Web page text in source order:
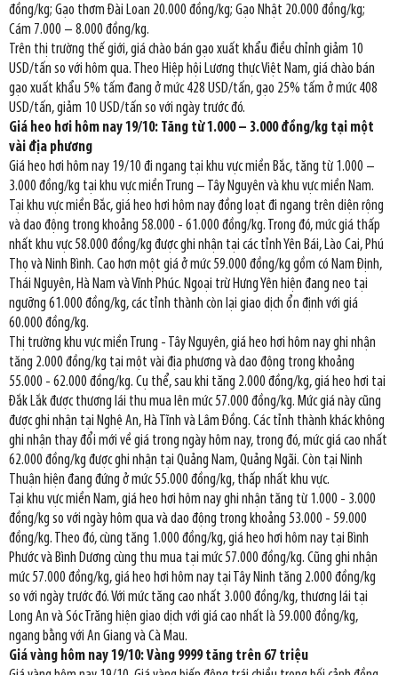
đồng/kg; Gạo thơm Đài Loan 20.000 đồng/kg; Gạo Nhật 20.000 đồng/kg;
Cám 7.000 – 8.000 đồng/kg.
Trên thị trường thế giới, giá chào bán gạo xuất khẩu điều chỉnh giảm 10
USD/tấn so với hôm qua. Theo Hiệp hội Lương thực Việt Nam, giá chào bán
gạo xuất khẩu 5% tấm đang ở mức 428 USD/tấn, gạo 25% tấm ở mức 408
USD/tấn, giảm 10 USD/tấn so với ngày trước đó.
Giá heo hơi hôm nay 19/10: Tăng từ 1.000 – 3.000 đồng/kg tại một
vài địa phương
Giá heo hơi hôm nay 19/10 đi ngang tại khu vực miền Bắc, tăng từ 1.000 –
3.000 đồng/kg tại khu vực miền Trung – Tây Nguyên và khu vực miền Nam.
Tại khu vực miền Bắc, giá heo hơi hôm nay đồng loạt đi ngang trên diện rộng
và dao động trong khoảng 58.000 - 61.000 đồng/kg. Trong đó, mức giá thấp
nhất khu vực 58.000 đồng/kg được ghi nhận tại các tỉnh Yên Bái, Lào Cai, Phú
Thọ và Ninh Bình. Cao hơn một giá ở mức 59.000 đồng/kg gồm có Nam Định,
Thái Nguyên, Hà Nam và Vĩnh Phúc. Ngoại trừ Hưng Yên hiện đang neo tại
ngưỡng 61.000 đồng/kg, các tỉnh thành còn lại giao dịch ổn định với giá
60.000 đồng/kg.
Thị trường khu vực miền Trung - Tây Nguyên, giá heo hơi hôm nay ghi nhận
tăng 2.000 đồng/kg tại một vài địa phương và dao động trong khoảng
55.000 - 62.000 đồng/kg. Cụ thể, sau khi tăng 2.000 đồng/kg, giá heo hơi tại
Đắk Lắk được thương lái thu mua lên mức 57.000 đồng/kg. Mức giá này cũng
được ghi nhận tại Nghệ An, Hà Tĩnh và Lâm Đồng. Các tỉnh thành khác không
ghi nhận thay đổi mới về giá trong ngày hôm nay, trong đó, mức giá cao nhất
62.000 đồng/kg được ghi nhận tại Quảng Nam, Quảng Ngãi. Còn tại Ninh
Thuận hiện đang đứng ở mức 55.000 đồng/kg, thấp nhất khu vực.
Tại khu vực miền Nam, giá heo hơi hôm nay ghi nhận tăng từ 1.000 - 3.000
đồng/kg so với ngày hôm qua và dao động trong khoảng 53.000 - 59.000
đồng/kg. Theo đó, cùng tăng 1.000 đồng/kg, giá heo hơi hôm nay tại Bình
Phước và Bình Dương cùng thu mua tại mức 57.000 đồng/kg. Cũng ghi nhận
mức 57.000 đồng/kg, giá heo hơi hôm nay tại Tây Ninh tăng 2.000 đồng/kg
so với ngày trước đó. Với mức tăng cao nhất 3.000 đồng/kg, thương lái tại
Long An và Sóc Trăng hiện giao dịch với giá cao nhất là 59.000 đồng/kg,
ngang bằng với An Giang và Cà Mau.
Giá vàng hôm nay 19/10: Vàng 9999 tăng trên 67 triệu